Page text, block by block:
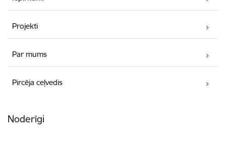
Projekti
Par mums
Pircēja ceļvedis
Noderīgi